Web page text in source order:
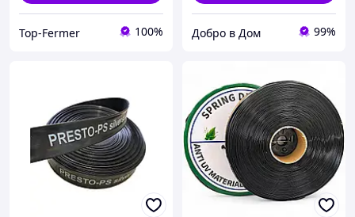
Top-Fermer 100% Добро в Дом 99%